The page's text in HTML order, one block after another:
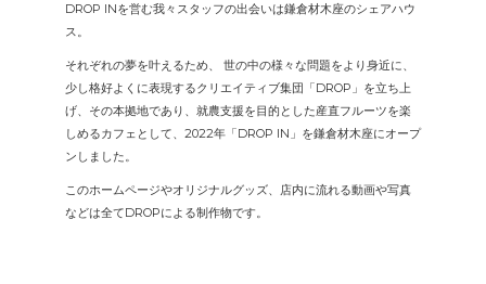
DROP INを営む我々スタッフの出会いは鎌倉材木座のシェアハウ
ス。
それぞれの夢を叶えるため、 世の中の様々な問題をより身近に、
少し格好よくに表現するクリエイティブ集団「DROP」を立ち上
げ、その本拠地であり、就農支援を目的とした産直フルーツを楽
しめるカフェとして、2022年「DROP IN」を鎌倉材木座にオープ
ンしました。
このホームページやオリジナルグッズ、店内に流れる動画や写真
などは全てDROPによる制作物です。